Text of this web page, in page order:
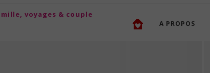
A PROPOS